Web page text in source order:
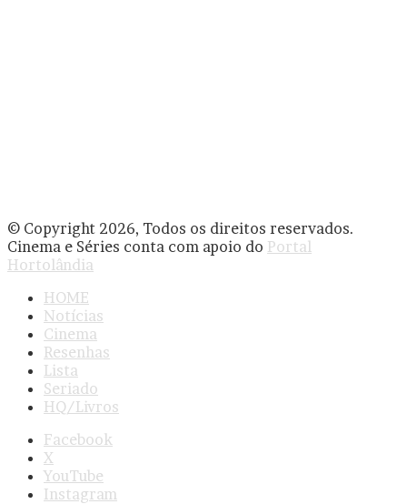
© Copyright 2026, Todos os direitos reservados.
Cinema e Séries conta com apoio do Portal
Hortolândia
HOME
Notícias
Cinema
Resenhas
Lista
Seriado
HQ/Livros
Facebook
X
YouTube
Instagram